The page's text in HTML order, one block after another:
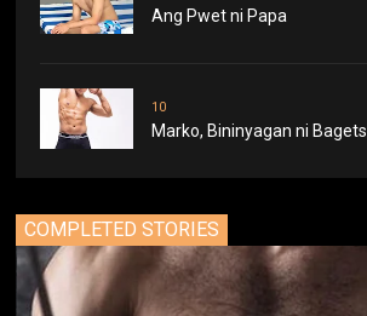
Ang Pwet ni Papa
10
Marko, Bininyagan ni Bagets
COMPLETED STORIES